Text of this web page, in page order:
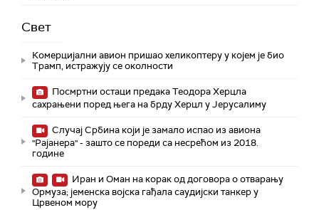
Свет
Комерцијални авион пришао хеликоптеру у којем је био
Трамп, истражују се околности
Посмртни остаци предака Теодора Херцла
сахрањени поред њега на брду Херцл у Јерусалиму
Случај Србина који је замало испао из авиона
"Рајанера" - зашто се пореди са несрећом из 2018.
године
Иран и Оман на корак од договора о отварању
Ормуза; jеменска војска гађала саудијски танкер у
Црвеном мору